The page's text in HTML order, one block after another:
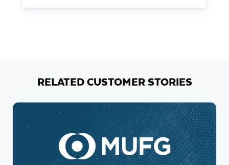
RELATED CUSTOMER STORIES